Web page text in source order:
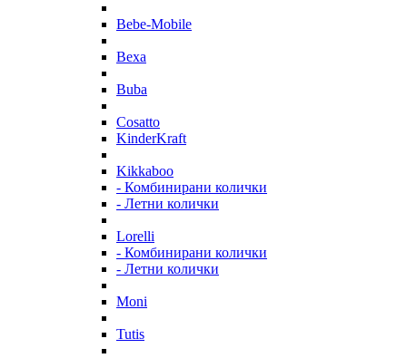
Bebe-Mobile
Bexa
Buba
Cosatto
KinderKraft
Kikkaboo
- Комбинирани колички
- Летни колички
Lorelli
- Комбинирани колички
- Летни колички
Moni
Tutis